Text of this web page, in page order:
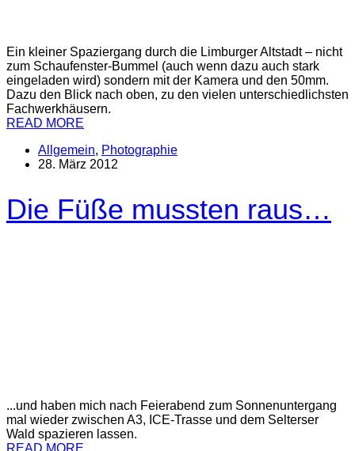
Ein kleiner Spaziergang durch die Limburger Altstadt – nicht
zum Schaufenster-Bummel (auch wenn dazu auch stark
eingeladen wird) sondern mit der Kamera und den 50mm.
Dazu den Blick nach oben, zu den vielen unterschiedlichsten
Fachwerkhäusern.
READ MORE
Allgemein, Photographie
28. März 2012
Die Füße mussten raus…
...und haben mich nach Feierabend zum Sonnenuntergang
mal wieder zwischen A3, ICE-Trasse und dem Selterser
Wald spazieren lassen.
READ MORE